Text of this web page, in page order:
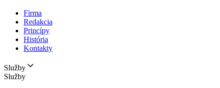
Firma
Redakcia
Princípy
História
Kontakty
Služby
Služby